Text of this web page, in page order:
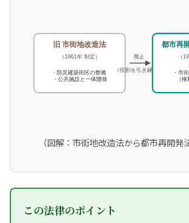
旧 市街地改造法
（1961年 制定）
・防災建築街区の整備
・公共施設と一体開発
廃止
（役割を引き継ぎ）
都市再
（
・市
（
（図解：市街地改造法から都市再開発
この法律のポイント